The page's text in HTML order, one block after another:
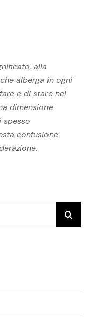
alla
alberga in ogni
e di stare nel
dimensione
spesso
confusione